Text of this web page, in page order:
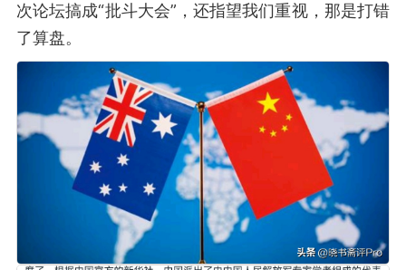
次论坛搞成“批斗大会”，还指望我们重视，那是打错
了算盘。